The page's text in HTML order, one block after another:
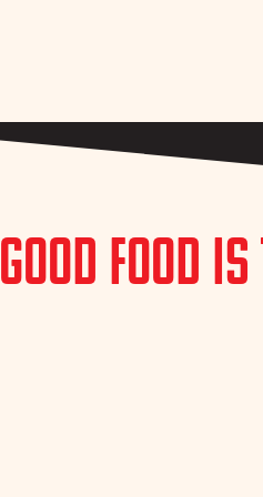
Good Food